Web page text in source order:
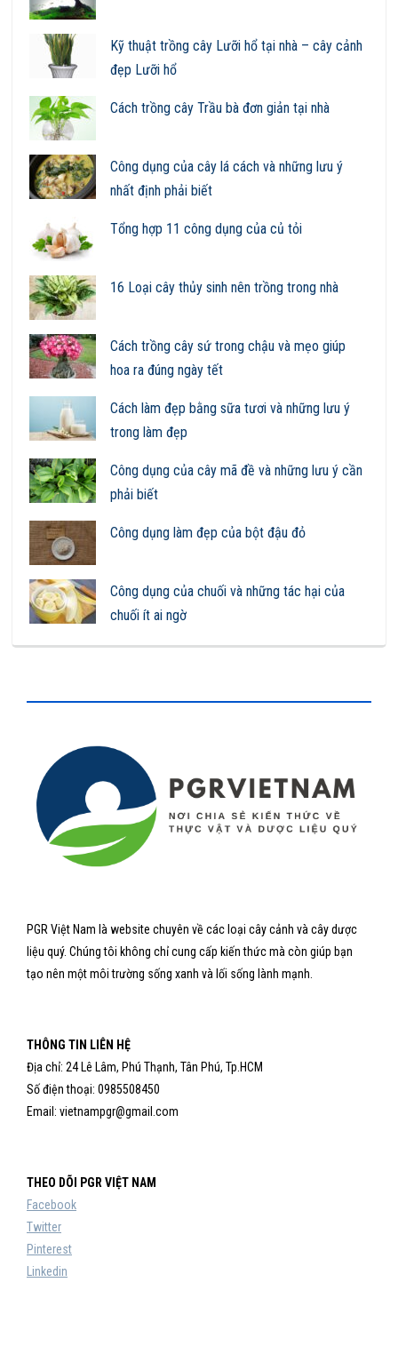
Kỹ thuật trồng cây Lưỡi hổ tại nhà – cây cảnh
đẹp Lưỡi hổ
Cách trồng cây Trầu bà đơn giản tại nhà
Công dụng của cây lá cách và những lưu ý
nhất định phải biết
Tổng hợp 11 công dụng của củ tỏi
16 Loại cây thủy sinh nên trồng trong nhà
Cách trồng cây sứ trong chậu và mẹo giúp
hoa ra đúng ngày tết
Cách làm đẹp bằng sữa tươi và những lưu ý
trong làm đẹp
Công dụng của cây mã đề và những lưu ý cần
phải biết
Công dụng làm đẹp của bột đậu đỏ
Công dụng của chuối và những tác hại của
chuối ít ai ngờ
PGR Việt Nam là website chuyên về các loại cây cảnh và cây dược
liệu quý. Chúng tôi không chỉ cung cấp kiến thức mà còn giúp bạn
tạo nên một môi trường sống xanh và lối sống lành mạnh.
THÔNG TIN LIÊN HỆ
Địa chỉ: 24 Lê Lâm, Phú Thạnh, Tân Phú, Tp.HCM
Số điện thoại: 0985508450
Email: vietnampgr@gmail.com
THEO DÕI PGR VIỆT NAM
Facebook
Twitter
Pinterest
Linkedin